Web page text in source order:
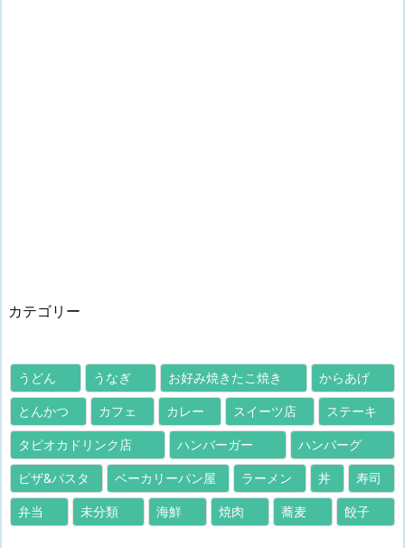
カテゴリー
うどん うなぎ お好み焼きたこ焼き からあげ
とんかつ カフェ カレー スイーツ店 ステーキ
タピオカドリンク店 ハンバーガー ハンバーグ
ピザ&パスタ ベーカリーパン屋 ラーメン 丼 寿司
弁当 未分類 海鮮 焼肉 蕎麦 餃子